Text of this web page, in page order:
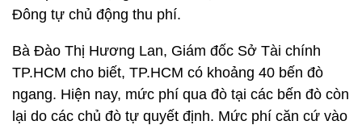
Đông tự chủ động thu phí.
Bà Đào Thị Hương Lan, Giám đốc Sở Tài chính
TP.HCM cho biết, TP.HCM có khoảng 40 bến đò
ngang. Hiện nay, mức phí qua đò tại các bến đò còn
lại do các chủ đò tự quyết định. Mức phí căn cứ vào